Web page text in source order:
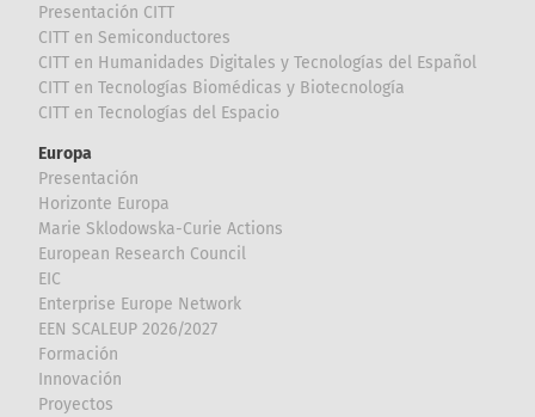
Presentación CITT
CITT en Semiconductores
CITT en Humanidades Digitales y Tecnologías del Español
CITT en Tecnologías Biomédicas y Biotecnología
CITT en Tecnologías del Espacio
Europa
Presentación
Horizonte Europa
Marie Sklodowska-Curie Actions
European Research Council
EIC
Enterprise Europe Network
EEN SCALEUP 2026/2027
Formación
Innovación
Proyectos